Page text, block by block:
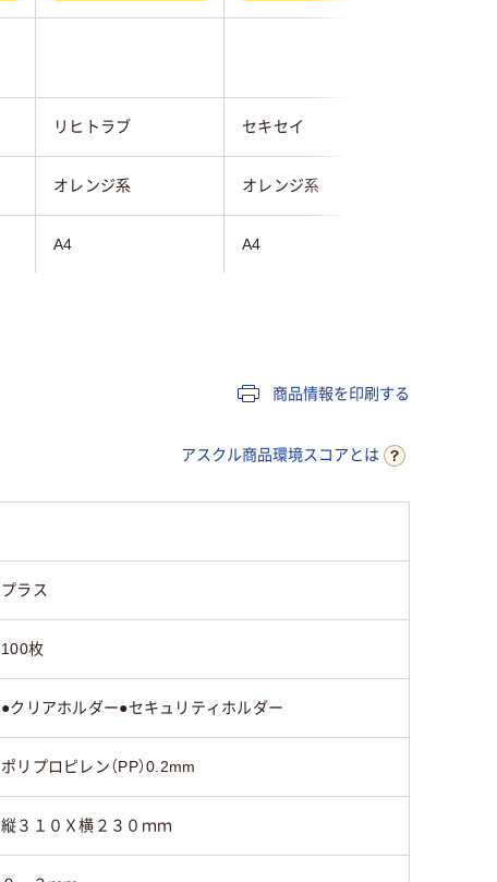
リヒトラブ セキセイ
オレンジ系 オレンジ系
A4 A4
紙セット時）
商品情報を印刷する
アスクル商品環境スコアとは
プラス
100枚
●クリアホルダー●セキュリティホルダー
ポリプロピレン（PP）0.2mm
縦３１０Ｘ横２３０ｍｍ